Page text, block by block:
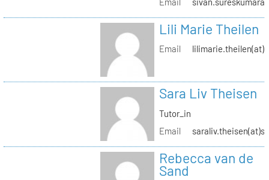
Lili Marie Theilen
Email
Sara Liv Theisen
Tutor_in
Email
Rebecca van de
Sand